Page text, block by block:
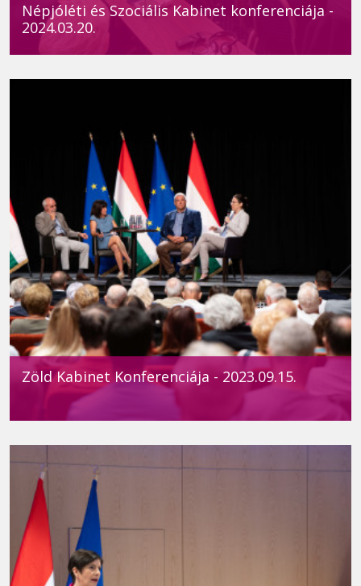
Népjóléti és Szociális Kabinet konferenciája -
2024.03.20.
Zöld Kabinet Konferenciája - 2023.09.15.